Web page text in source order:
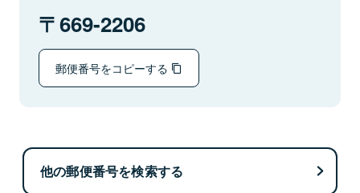
669-2206
郵便番号をコピーする
他の郵便番号を検索する